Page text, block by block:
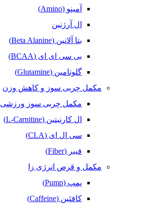
آمینو (Amino)
ال آرژنین
بتا آلانین (Beta Alanine)
بی سی ای ای (BCAA)
گلوتامین (Glutamine)
مکمل‌ چربی‌ سوز و کاهش وزن
مکمل چربی سوز ورزشی
ال کارنیتین (L-Carnitine)
سی ال ای (CLA)
فیبر (Fiber)
مکمل و قرص انرژی زا
پمپ (Pump)
کافئین (Caffeine)